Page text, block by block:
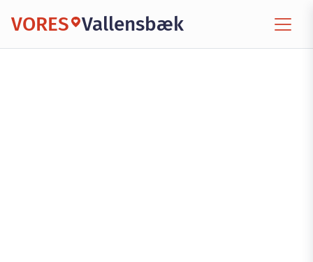
VORES Vallensbæk